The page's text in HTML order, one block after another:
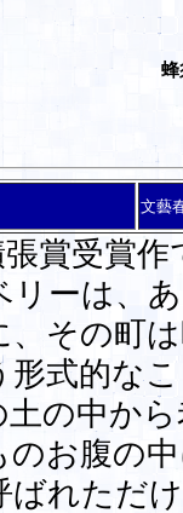
蜂
文藝
賞受賞作
ーは、
、その町
形式的な
の中か
のお腹の
ばれただ